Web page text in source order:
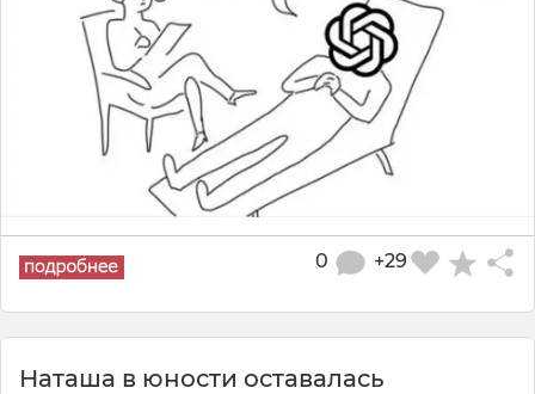
+29
0
Наташа в юности оставалась